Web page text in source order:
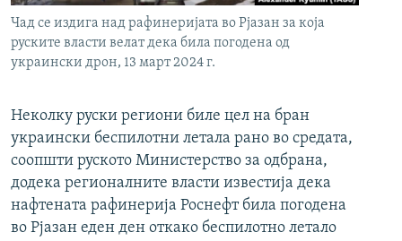
Чад се издига над рафинеријата во Рјазан за која
руските власти велат дека била погодена од
украински дрон, 13 март 2024 г.
Неколку руски региони биле цел на бран
украински беспилотни летала рано во средата,
соопшти руското Министерство за одбрана,
додека регионалните власти известија дека
нафтената рафинерија Роснефт била погодена
во Рјазан еден ден откако беспилотно летало